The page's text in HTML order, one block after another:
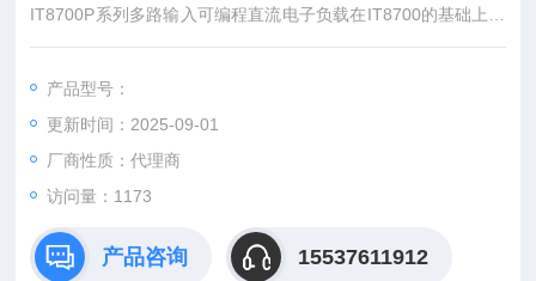
IT8700P系列多路输入可编程直流电子负载在IT8700的基础上进
行了改良并升级，继承了原有可抽换式模块化的设计，单机框可
组中自由选配。同时配备了前/后端子，更符合用户多样化的测试
需求。
产品型号：
更新时间：2025-09-01
厂商性质：代理商
访问量：1173
产品咨询 15537611912